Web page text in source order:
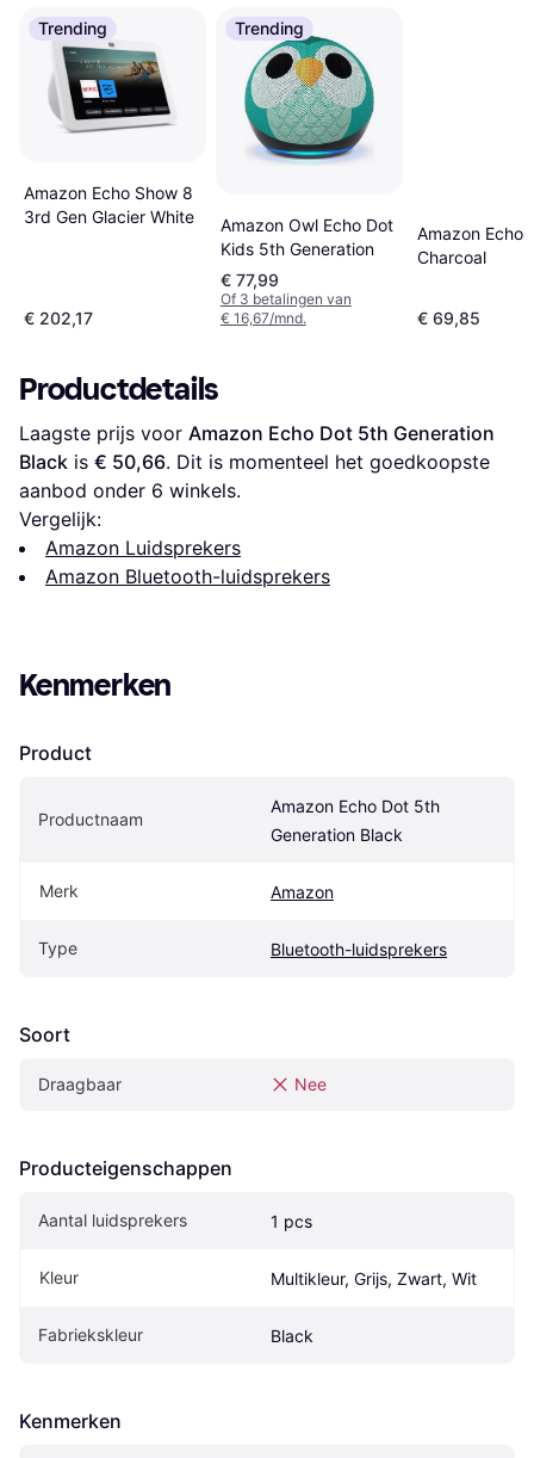
Trending
Amazon Echo Show 8
3rd Gen Glacier White
€ 202,17
Trending
Amazon Owl Echo Dot
Kids 5th Generation
€ 77,99
Of 3 betalingen van
€ 16,67/mnd.
Amazon Echo
Charcoal
€ 69,85
Productdetails
Laagste prijs voor Amazon Echo Dot 5th Generation
Black is € 50,66. Dit is momenteel het goedkoopste
aanbod onder 6 winkels.
Vergelijk:
Amazon Luidsprekers
Amazon Bluetooth-luidsprekers
Kenmerken
Product
Productnaam
Amazon Echo Dot 5th
Generation Black
Merk Amazon
Type Bluetooth-luidsprekers
Soort
Draagbaar Nee
Producteigenschappen
Aantal luidsprekers 1 pcs
Kleur Multikleur, Grijs, Zwart, Wit
Fabriekskleur Black
Kenmerken